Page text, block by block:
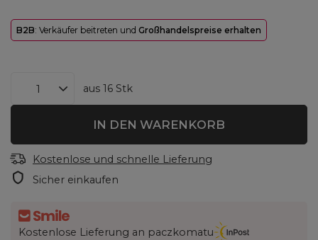
B2B: Verkäufer beitreten und Großhandelspreise erhalten
aus 16 Stk
IN DEN WARENKORB
Kostenlose und schnelle Lieferung
Sicher einkaufen
Kostenlose Lieferung an paczkomatu